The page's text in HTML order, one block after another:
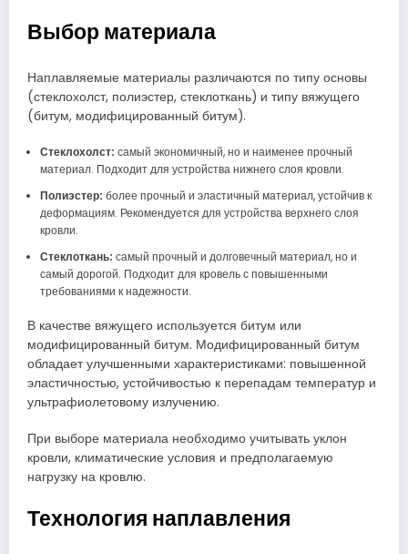
Выбор материала
Наплавляемые материалы различаются по типу основы
(стеклохолст, полиэстер, стеклоткань) и типу вяжущего
(битум, модифицированный битум).
Стеклохолст: самый экономичный, но и наименее прочный
материал. Подходит для устройства нижнего слоя кровли.
Полиэстер: более прочный и эластичный материал, устойчив к
деформациям. Рекомендуется для устройства верхнего слоя
кровли.
Стеклоткань: самый прочный и долговечный материал, но и
самый дорогой. Подходит для кровель с повышенными
требованиями к надежности.
В качестве вяжущего используется битум или
модифицированный битум. Модифицированный битум
обладает улучшенными характеристиками: повышенной
эластичностью, устойчивостью к перепадам температур и
ультрафиолетовому излучению.
При выборе материала необходимо учитывать уклон
кровли, климатические условия и предполагаемую
нагрузку на кровлю.
Технология наплавления